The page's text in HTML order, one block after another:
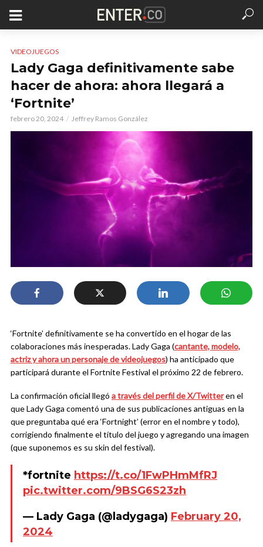
VIDEOJUEGOS
Lady Gaga definitivamente sabe
hacer de ahora: ahora llegará a
‘Fortnite’
febrero 20, 2024 Jeffrey Ramos González
‘Fortnite’ definitivamente se ha convertido en el hogar de las
colaboraciones más inesperadas. Lady Gaga (cantante, modelo,
actriz y ahora un personaje de videojuegos) ha anticipado que
participará durante el Fortnite Festival el próximo 22 de febrero.
La confirmación oficial llegó a través del perfil de X/Twitteren el
que Lady Gaga comentó una de sus publicaciones antiguas en la
que preguntaba qué era ‘Fortnight’ (error en el nombre y todo),
corrigiendo finalmente el título del juego y agregando una imagen
(que suponemos es su skin del festival).
*fortnite https://t.co/1FwPHmMfRJ
pic.twitter.com/9BSG6S23zh
— Lady Gaga (@ladygaga) February 20,
2024